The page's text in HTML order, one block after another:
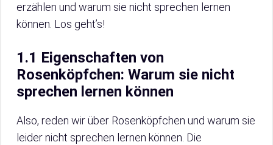
erzählen und warum sie nicht sprechen lernen
können. Los geht’s!
1.1 Eigenschaften von
Rosenköpfchen: Warum sie nicht
sprechen lernen können
Also, reden wir über Rosenköpfchen und warum sie
leider nicht sprechen lernen können. Die